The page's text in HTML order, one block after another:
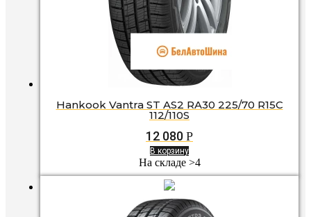
Hankook Vantra ST AS2 RA30 225/70 R15C
112/110S
12 080 Р
В корзину
На складе >4